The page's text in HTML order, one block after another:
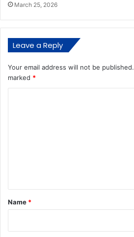
March 25, 2026
Leave a Reply
Your email address will not be published.
marked *
*
Name *